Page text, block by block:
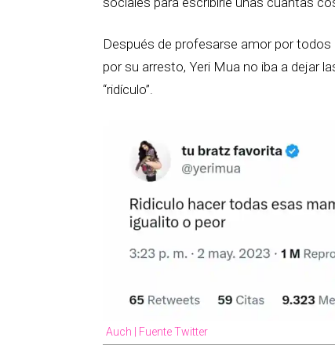
Después de profesarse amor por
por su arresto, Yeri Mua no iba a dejar
“ridículo”.
Auch | Fuente Twitter